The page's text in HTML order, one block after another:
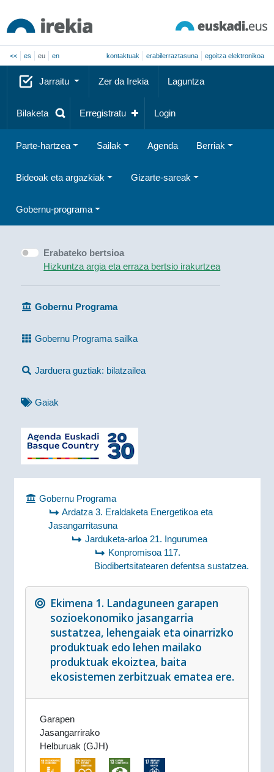
<< es eu en kontaktuak erabilerraztasuna egoitza elektronikoa
Jarraitu Zer da Irekia Laguntza
Bilaketa Erregistratu Login
Parte-hartzea Sailak Agenda Berriak
Bideoak eta argazkiak Gizarte-sareak
Gobernu-programa
Erabateko bertsioa
Hizkuntza argia eta erraza bertsio irakurtzea
Gobernu Programa
Gobernu Programa sailka
Jarduera guztiak: bilatzailea
Gaiak
Gobernu Programa
Ardatza 3. Eraldaketa Energetikoa eta
Jasangarritasuna
Jarduketa-arloa 21. Ingurumea
Konpromisoa 117.
Biodibertsitatearen defentsa sustatzea.
Ekimena 1. Landaguneen garapen
sozioekonomiko jasangarria
sustatzea, lehengaiak eta oinarrizko
produktuak edo lehen mailako
produktuak ekoiztea, baita
ekosistemen zerbitzuak ematea ere.
Garapen
Jasangarrirako
Helburuak (GJH)